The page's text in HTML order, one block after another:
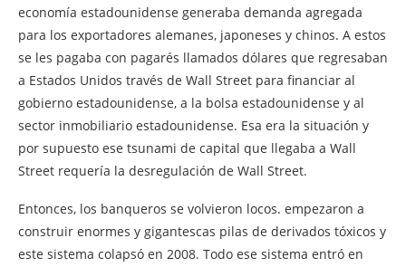
economía estadounidense generaba demanda agregada
para los exportadores alemanes, japoneses y chinos. A estos
se les pagaba con pagarés llamados dólares que regresaban
a Estados Unidos través de Wall Street para financiar al
gobierno estadounidense, a la bolsa estadounidense y al
sector inmobiliario estadounidense. Esa era la situación y
por supuesto ese tsunami de capital que llegaba a Wall
Street requería la desregulación de Wall Street.
Entonces, los banqueros se volvieron locos. empezaron a
construir enormes y gigantescas pilas de derivados tóxicos y
este sistema colapsó en 2008. Todo ese sistema entró en